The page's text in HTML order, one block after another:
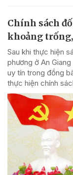
Chính sách
khoảng
Sau khi thực hiện
phương ở An
uy tín trong đồng
thực hiện chính